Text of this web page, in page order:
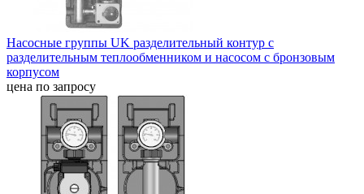
Насосные группы UK разделительный контур с
разделительным теплообменником и насосом с бронзовым
корпусом
цена по запросу